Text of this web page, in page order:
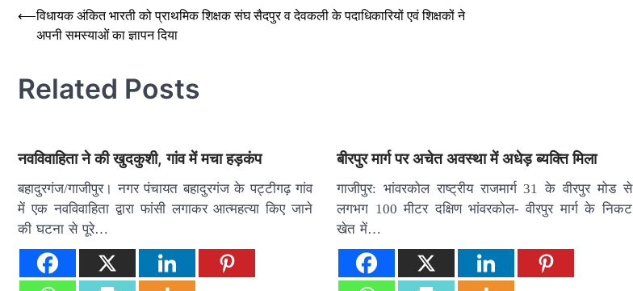
Post
navigation
⟵विधायक अंकित भारती को प्राथमिक शिक्षक संघ सैदपुर व देवकली के पदाधिकारियों एवं शिक्षकों ने
अपनी समस्याओं का ज्ञापन दिया
Related Posts
नवविवाहिता ने की खुदकुशी, गांव में मचा हड़कंप
बहादुरगंज/गाजीपुर। नगर पंचायत बहादुरगंज के पट्टीगढ़ गांव
में एक नवविवाहिता द्वारा फांसी लगाकर आत्महत्या किए जाने
की घटना से पूरे…
बीरपुर मार्ग पर अचेत अवस्था में अधेड़ ब्यक्ति मिला
गाजीपुर: भांवरकोल राष्ट्रीय राजमार्ग 31 के वीरपुर मोड से
लगभग 100 मीटर दक्षिण भांवरकोल- वीरपुर मार्ग के निकट
खेत में…